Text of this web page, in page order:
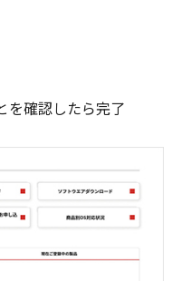
を確認したら完了